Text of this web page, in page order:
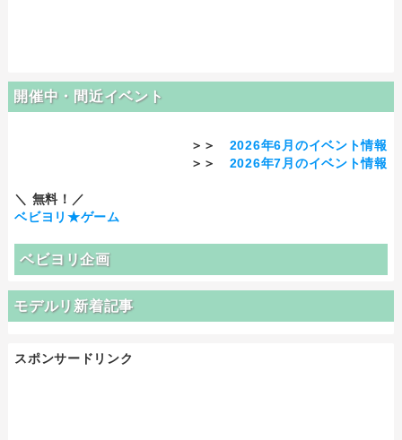
開催中・間近イベント
＞＞ 2026年6月のイベント情報
＞＞ 2026年7月のイベント情報
＼ 無料！／
ベビヨリ★ゲーム
ベビヨリ企画
モデルリ新着記事
スポンサードリンク